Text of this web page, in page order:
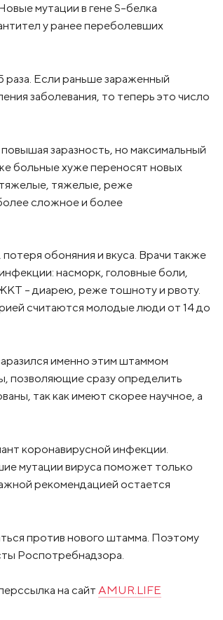
мутации в гене S-белка
у ранее переболевших
раза. Если раньше зараженный
заболевания, то теперь это число
заразность, но максимальный
больные хуже переносят новых
тяжелые, реже
сложное и более
обоняния и вкуса. Врачи также
насморк, головные боли,
– диарею, реже тошноту и рвоту.
считаются молодые люди от 14 до
именно этим штаммом
позволяющие сразу определить
так как имеют скорее научное, а
коронавирусной инфекции.
мутации вируса поможет только
рекомендацией остается
против нового штамма. Поэтому
Роспотребнадзора.
на сайт AMUR.LIFE